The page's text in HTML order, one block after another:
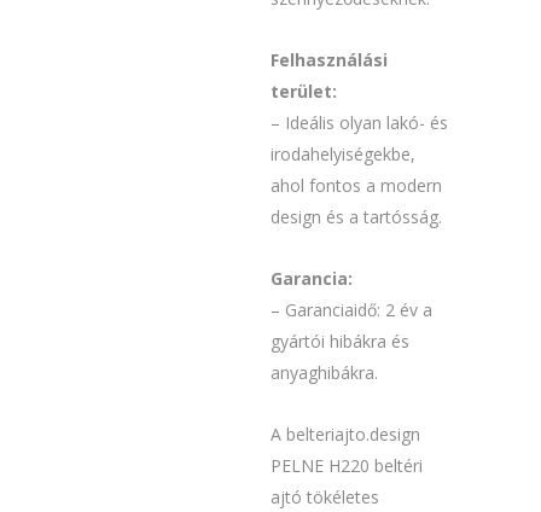
Felhasználási
terület:
– Ideális olyan lakó- és
irodahelyiségekbe,
ahol fontos a modern
design és a tartósság.
Garancia:
– Garanciaidő: 2 év a
gyártói hibákra és
anyaghibákra.
A belteriajto.design
PELNE H220 beltéri
ajtó tökéletes